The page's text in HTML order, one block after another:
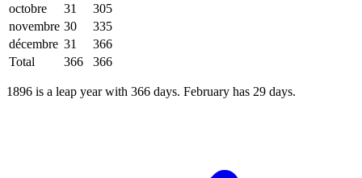
octobre
31
305
novembre 30
335
décembre 31
366
Total
366 366
1896 is a leap year with 366 days. February has 29 days.